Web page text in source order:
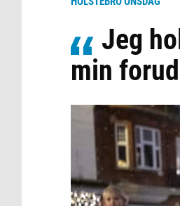
Jeg
min